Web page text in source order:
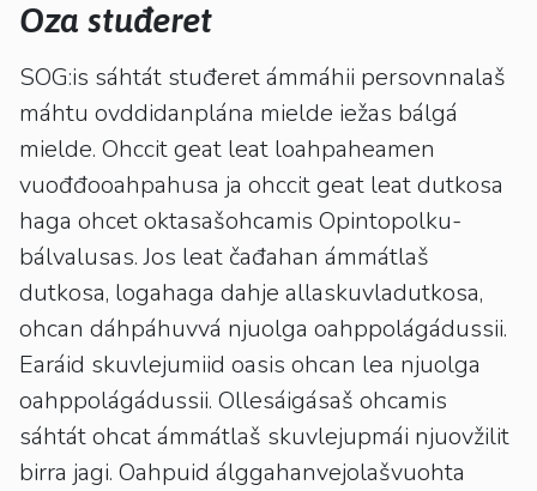
ja
pyyhkäisyliikkeitä.
Oza stuđeret
SOG:is sáhtát stuđeret ámmáhii persovnnalaš
máhtu ovddidanplána mielde iežas bálgá
mielde. Ohccit geat leat loahpaheamen
vuođđooahpahusa ja ohccit geat leat dutkosa
haga ohcet oktasašohcamis Opintopolku-
bálvalusas. Jos leat čađahan ámmátlaš
dutkosa, logahaga dahje allaskuvladutkosa,
ohcan dáhpáhuvvá njuolga oahppolágádussii.
Earáid skuvlejumiid oasis ohcan lea njuolga
oahppolágádussii. Ollesáigásaš ohcamis
sáhtát ohcat ámmátlaš skuvlejupmái njuovžilit
birra jagi. Oahpuid álggahanvejolašvuohta